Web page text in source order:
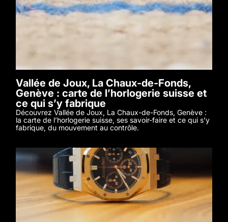
Vallée de Joux, La Chaux-de-Fonds,
Genève : carte de l’horlogerie suisse et
ce qui s’y fabrique
Découvrez Vallée de Joux, La Chaux-de-Fonds, Genève :
la carte de l’horlogerie suisse, ses savoir-faire et ce qui s’y
fabrique, du mouvement au contrôle.